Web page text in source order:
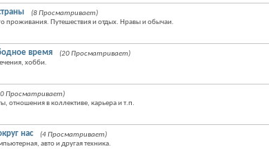
(8 Просматривает)
проживания. Путешествия и отдых. Нравы и обычаи.
время
(20 Просматривает)
хобби.
Просматривает)
отношения в коллективе, карьера и т.п.
нас
(4 Просматривает)
авто и другая техника.